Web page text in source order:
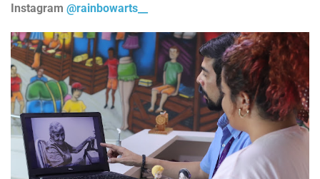
Instagram @rainbowarts__